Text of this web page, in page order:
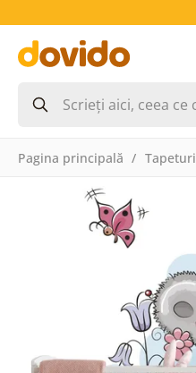
Pagina principală Tapeturi